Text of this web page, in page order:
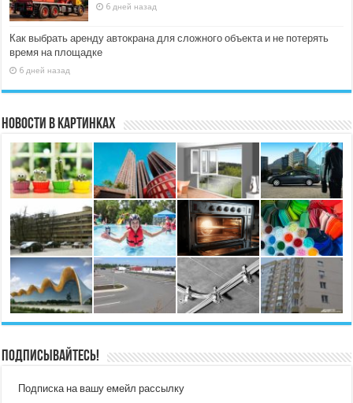
6 дней назад
Как выбрать аренду автокрана для сложного объекта и не потерять
время на площадке
6 дней назад
Новости в картинках
Подписывайтесь!
Подписка на вашу емейл рассылку